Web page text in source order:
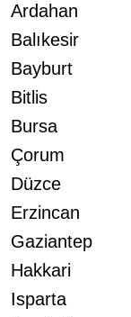
Ardahan
Balıkesir
Bayburt
Bitlis
Bursa
Çorum
Düzce
Erzincan
Gaziantep
Hakkari
Isparta